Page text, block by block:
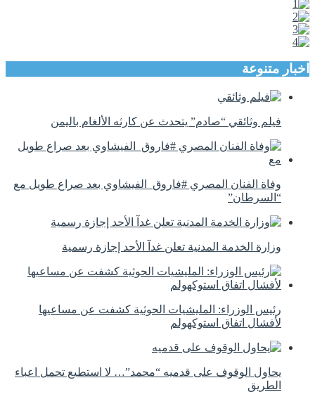
اخبار متنوعة
فيلم وثائقي “صادم” يتحدث عن كارثه الألغام باليمن
وفاة الفنان المصري #فاروق_الفيشاوي بعد صراع طويل مع
“السرطان”
وزارة الخدمة المدنية تعلن غدآ الأحد إجازة رسمية
رئيس الوزراء: المليشيات الحوثية كشفت عن مساعيها
لأفشال اتفاق استوكهولم
يحاول الوقوف على قدميه “محمد”… لا استطيع تحمل اعباء
الطريق